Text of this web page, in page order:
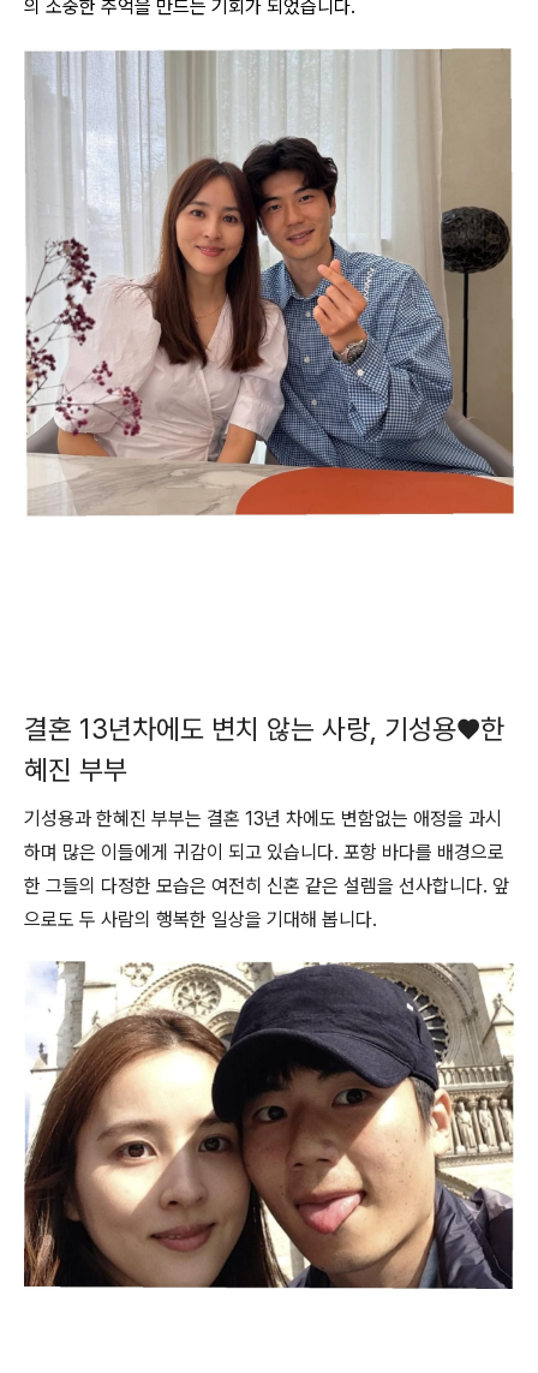
의 소중한 추억을 만드는 기회가 되었습니다.
결혼 13년차에도 변치 않는 사랑, 기성용♥한
혜진 부부
기성용과 한혜진 부부는 결혼 13년 차에도 변함없는 애정을 과시
하며 많은 이들에게 귀감이 되고 있습니다. 포항 바다를 배경으로
한 그들의 다정한 모습은 여전히 신혼 같은 설렘을 선사합니다. 앞
으로도 두 사람의 행복한 일상을 기대해 봅니다.